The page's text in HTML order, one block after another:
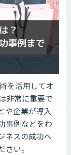
を活用してオ
非常に重要で
や企業が導入
事例などをわ
ネスの成功へ
い。